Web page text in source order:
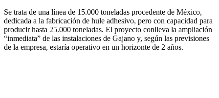
Se trata de una línea de 15.000 toneladas procedente de México,
dedicada a la fabricación de hule adhesivo, pero con capacidad para
producir hasta 25.000 toneladas. El proyecto conlleva la ampliación
“inmediata” de las instalaciones de Gajano y, según las previsiones
de la empresa, estaría operativo en un horizonte de 2 años.